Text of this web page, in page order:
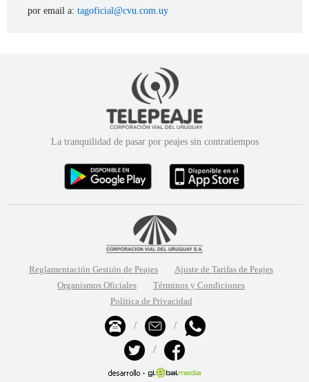
por email a: tagoficial@cvu.com.uy
La tranquilidad de pasar por peajes sin contratiempos
Reglamentación Gestión de Peajes
Ajuste de Tarifas de Peajes
Organismos Oficiales
Términos y Condiciones
Política de Privacidad
/ /
/